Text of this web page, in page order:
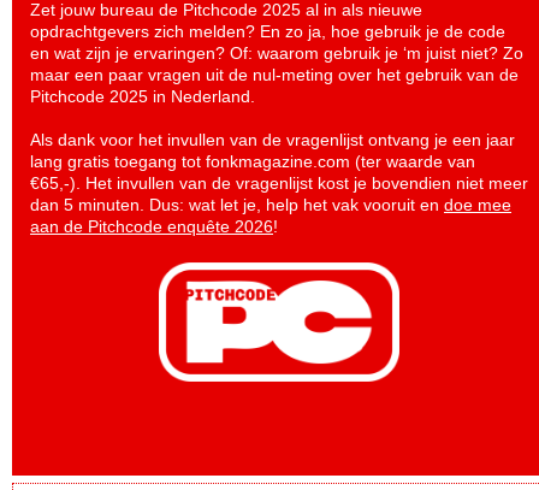
Zet jouw bureau de Pitchcode 2025 al in als nieuwe
opdrachtgevers zich melden? En zo ja, hoe gebruik je de code
en wat zijn je ervaringen? Of: waarom gebruik je ‘m juist niet? Zo
maar een paar vragen uit de nul-meting over het gebruik van de
Pitchcode 2025 in Nederland.
Als dank voor het invullen van de vragenlijst ontvang je een jaar
lang gratis toegang tot fonkmagazine.com (ter waarde van
€65,-). Het invullen van de vragenlijst kost je bovendien niet meer
dan 5 minuten. Dus: wat let je, help het vak vooruit en doe mee
aan de Pitchcode enquête 2026!